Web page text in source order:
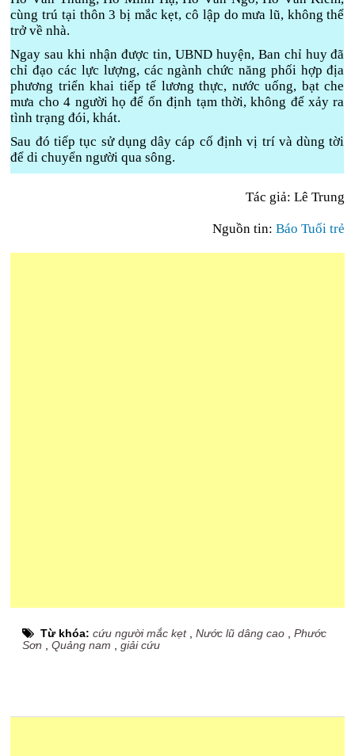
cùng trú tại thôn 3 bị mắc kẹt, cô lập do mưa lũ, không thể
trở về nhà.
Ngay sau khi nhận được tin, UBND huyện, Ban chỉ huy đã
chỉ đạo các lực lượng, các ngành chức năng phối hợp địa
phương triển khai tiếp tế lương thực, nước uống, bạt che
mưa cho 4 người họ để ổn định tạm thời, không để xảy ra
tình trạng đói, khát.
Sau đó tiếp tục sử dụng dây cáp cố định vị trí và dùng tời
để di chuyển người qua sông.
Tác giả: Lê Trung
Nguồn tin: Báo Tuổi trẻ
Từ khóa:cứu người mắc kẹt,Nước lũ dâng cao ,Phước
Sơn ,Quảng nam ,giải cứu